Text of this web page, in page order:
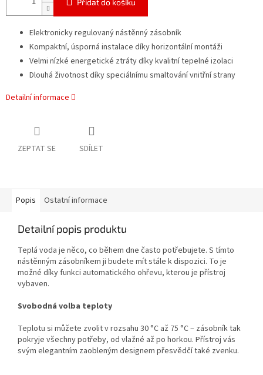
Přidat do košíku
Elektronicky regulovaný nástěnný zásobník
Kompaktní, úsporná instalace díky horizontální montáži
Velmi nízké energetické ztráty díky kvalitní tepelné izolaci
Dlouhá životnost díky speciálnímu smaltování vnitřní strany
Detailní informace
ZEPTAT SE SDÍLET
Popis Ostatní informace
Detailní popis produktu
Teplá voda je něco, co během dne často potřebujete. S tímto
nástěnným zásobníkem ji budete mít stále k dispozici. To je
možné díky funkci automatického ohřevu, kterou je přístroj
vybaven.
Svobodná volba teploty
Teplotu si můžete zvolit v rozsahu 30 °C až 75 °C – zásobník tak
pokryje všechny potřeby, od vlažné až po horkou. Přístroj vás
svým elegantním zaobleným designem přesvědčí také zvenku.